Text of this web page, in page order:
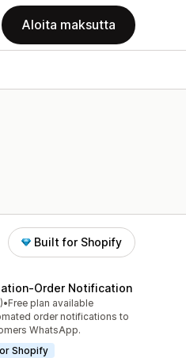
Aloita maksutta
Built for Shopify
Notification
yhteensä
•Free plan available
order notifications to
WhatsApp.
Shopify